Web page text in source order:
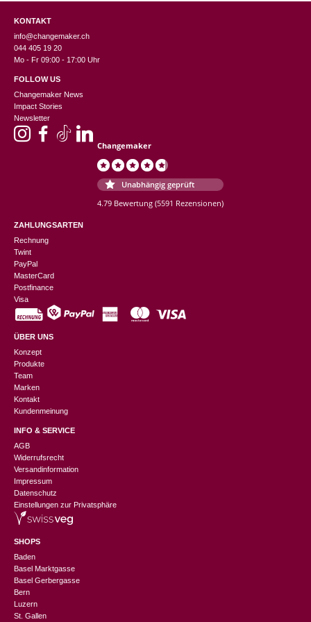
KONTAKT
info@changemaker.ch
044 405 19 20
Mo - Fr 09:00 - 17:00 Uhr
FOLLOW US
Changemaker News
Impact Stories
Newsletter
Changemaker
Unabhängig geprüft
4.79 Bewertung (5591 Rezensionen)
ZAHLUNGSARTEN
Rechnung
Twint
PayPal
MasterCard
Postfinance
Visa
ÜBER UNS
Konzept
Produkte
Team
Marken
Kontakt
Kundenmeinung
INFO & SERVICE
AGB
Widerrufsrecht
Versandinformation
Impressum
Datenschutz
Einstellungen zur Privatsphäre
SHOPS
Baden
Basel Marktgasse
Basel Gerbergasse
Bern
Luzern
St. Gallen